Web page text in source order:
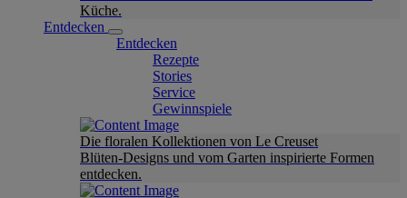
Küche.
Entdecken
Entdecken
Rezepte
Stories
Service
Gewinnspiele
Die floralen Kollektionen von Le Creuset
Blüten-Designs und vom Garten inspirierte Formen
entdecken.